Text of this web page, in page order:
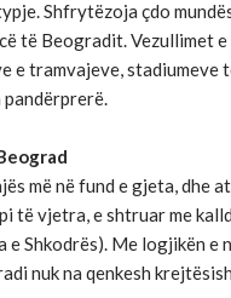
Shfrytëzoja çdo
të Beogradit. Vezullimet
e tramvajeve, stadiumeve
më në fund e gjeta, dhe
të vjetra, e shtruar me
e Shkodrës). Me logjikën
nuk na qenkesh